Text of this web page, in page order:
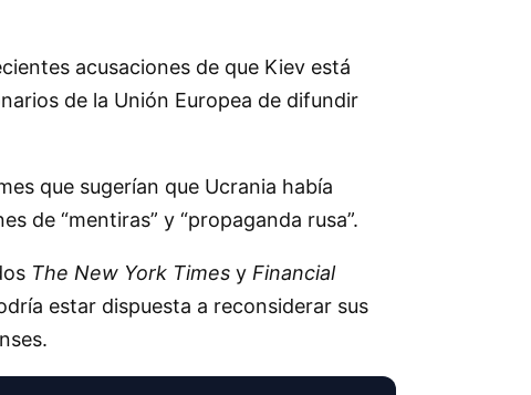
acusaciones de que Kiev está
de la Unión Europea de difundir
que sugerían que Ucrania había
de “mentiras” y “propaganda rusa”.
The New York Times y Financial
estar dispuesta a reconsiderar sus